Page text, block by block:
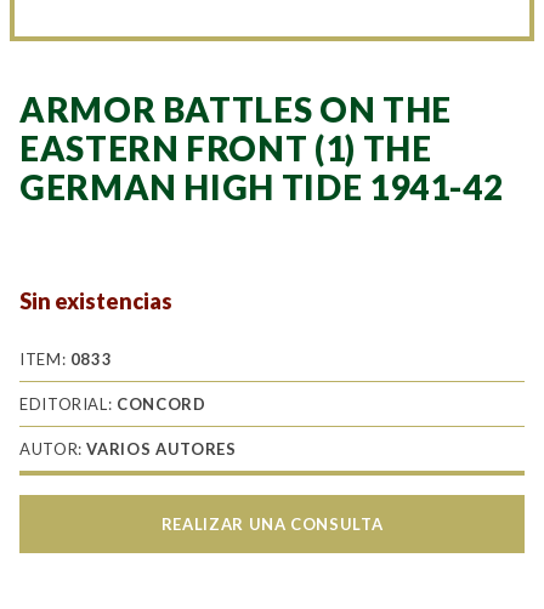
ARMOR BATTLES ON THE
EASTERN FRONT (1) THE
GERMAN HIGH TIDE 1941-42
Sin existencias
ITEM: 0833
EDITORIAL: CONCORD
AUTOR:VARIOS AUTORES
REALIZAR UNA CONSULTA